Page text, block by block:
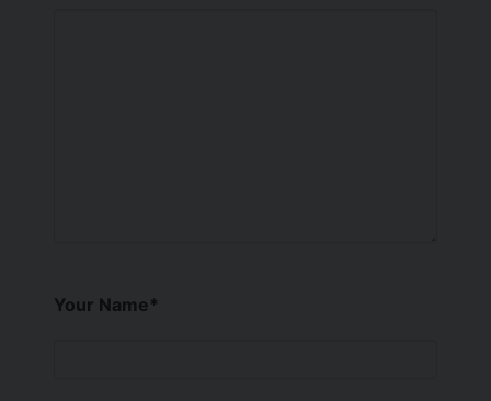
Your Name*